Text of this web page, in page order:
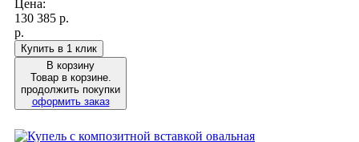
Цена:
130 385 р.
р.
Купить в 1 клик
В корзину
Товар в корзине.
продолжить покупки
оформить заказ